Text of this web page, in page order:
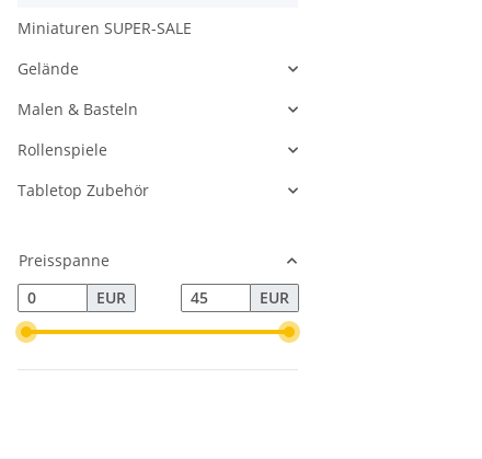
Miniaturen SUPER-SALE
Gelände
Malen & Basteln
Rollenspiele
Tabletop Zubehör
Preisspanne
EUR
EUR